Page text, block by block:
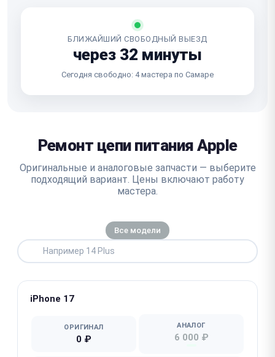
БЛИЖАЙШИЙ СВОБОДНЫЙ ВЫЕЗД
через 32 минуты
Сегодня свободно: 4 мастера по Самаре
Ремонт цепи питания Apple
Оригинальные и аналоговые запчасти — выберите
подходящий вариант. Цены включают работу
мастера.
Все модели
iPhone 17
ОРИГИНАЛ
0 ₽
АНАЛОГ
6 000 ₽